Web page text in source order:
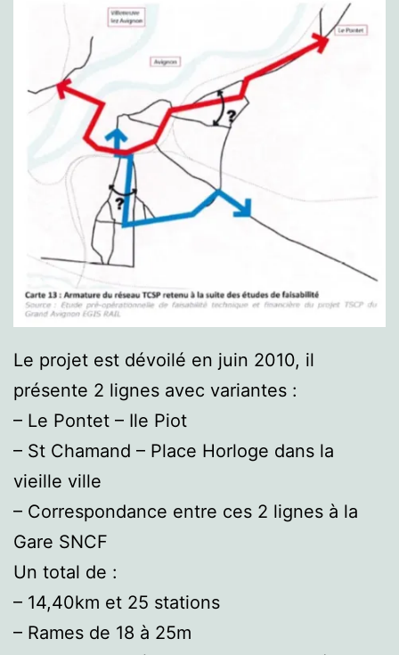
Le projet est dévoilé en juin 2010, il
présente 2 lignes avec variantes :
– Le Pontet – Ile Piot
– St Chamand – Place Horloge dans la
vieille ville
– Correspondance entre ces 2 lignes à la
Gare SNCF
Un total de :
– 14,40km et 25 stations
– Rames de 18 à 25m